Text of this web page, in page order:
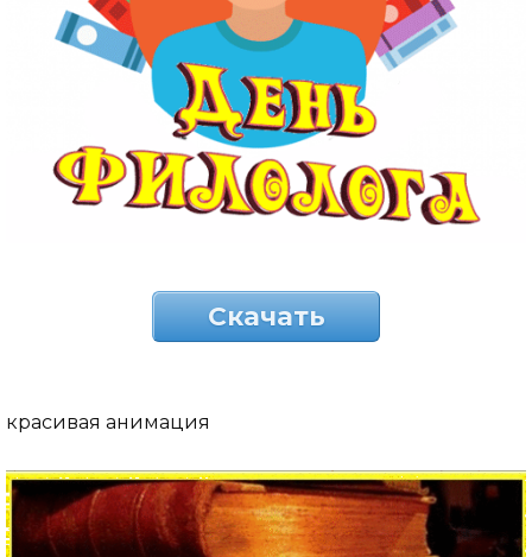
Скачать
красивая анимация